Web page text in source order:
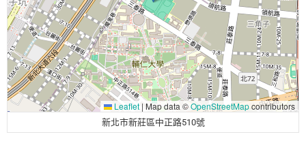
Leaflet | Map data ©OpenStreetMapcontributors
新北市新莊區中正路510號